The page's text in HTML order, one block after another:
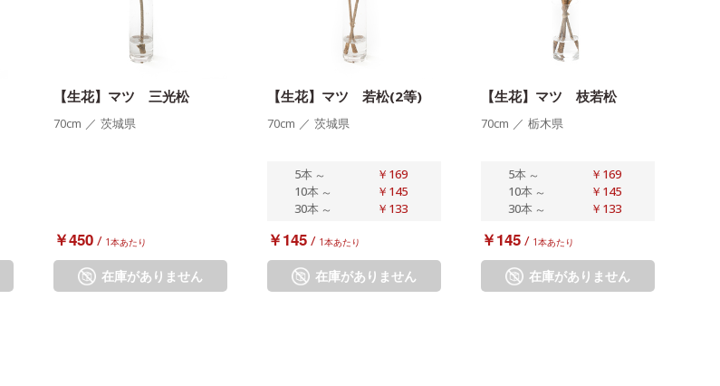
【生花】マツ 三光松
70cm ／ 茨城県
￥450 / 1本あたり
在庫がありません
【生花】マツ 若松(2等)
70cm ／ 茨城県
5本 ～
￥169
10本 ～
￥145
30本 ～ ￥133
￥145 / 1本あたり
在庫がありません
【生花】マツ 枝若松
70cm ／ 栃木県
5本 ～
￥169
10本 ～
￥145
30本 ～ ￥133
￥145 / 1本あたり
在庫がありません